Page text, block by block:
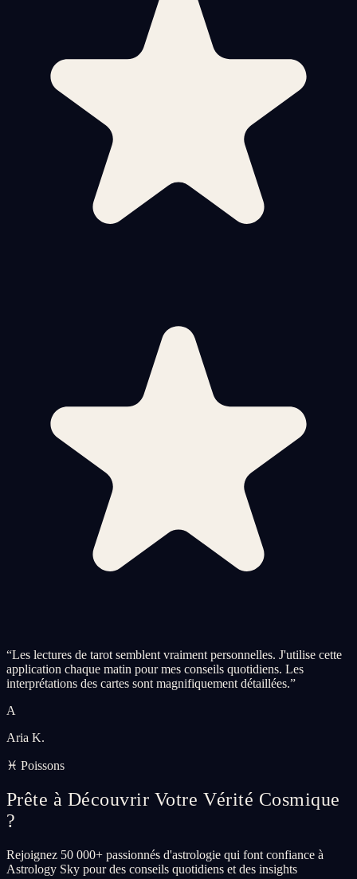
“Les lectures de tarot semblent vraiment personnelles. J'utilise cette
application chaque matin pour mes conseils quotidiens. Les
interprétations des cartes sont magnifiquement détaillées.”
A
Aria K.
♓ Poissons
Prête à Découvrir Votre Vérité Cosmique
?
Rejoignez 50 000+ passionnés d'astrologie qui font confiance à
Astrology Sky pour des conseils quotidiens et des insights